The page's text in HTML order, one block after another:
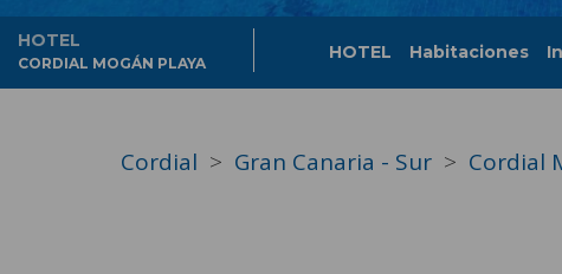
HOTEL
CORDIAL MOGÁN PLAYA
HOTEL Habitaciones
Cordial Gran Canaria - Sur Cordial